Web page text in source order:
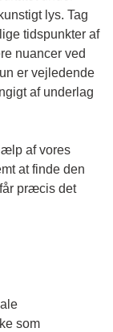
lys. Tag
tidspunkter af
nuancer ved
er vejledende
af underlag
af vores
at finde den
præcis det
som